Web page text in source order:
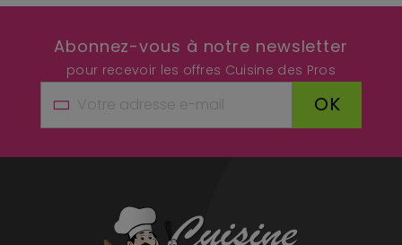
Abonnez-vous à notre newsletter
pour recevoir les offres Cuisine des Pros
OK